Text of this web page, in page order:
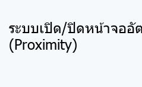
ระบบเปิด/ปิดหน้าจอ
(Proximity)